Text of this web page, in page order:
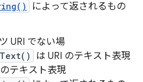
によって返されるもの
URI でない場
は URI のテキスト表現
テキスト表現